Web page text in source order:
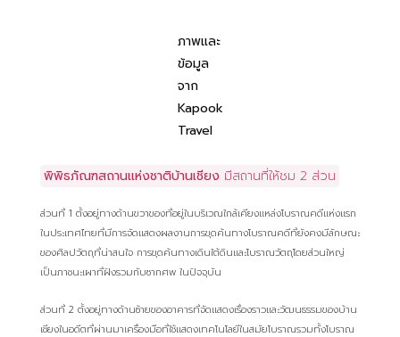
ภาพและ
ข้อมูล
จาก
Kapook
Travel
พิพิธภัณฑสถานแห่งชาติบ้านเชียง มีสถานที่ให้ชม 2 ส่วน
ส่วนที่ 1 ตั้งอยู่ทางด้านขวาของที่อยู่ในบริเวณใกล้เคียงแหล่งโบราณคดีแห่งแรก
ในประเทศไทยที่มีการจัดแสดงผลงานการขุดค้นทางโบราณคดีที่ยังคงมีลักษณะ
ของศิลปวัตถุที่น่าสนใจ การขุดค้นทางเดินใต้ดินและโบราณวัตถุโดยส่วนใหญ่
เป็นภาชนะเผาที่ฝังรวมกับซากศพ ในปัจจุบัน
ส่วนที่ 2 ตั้งอยู่ทางด้านซ้ายของอาคารที่จัดแสดงเรื่องราวและวัฒนธรรมของบ้าน
เชียงในอดีตที่ผ่านมาเครื่องมือที่ใช้แสดงเทคโนโลยีในสมัยโบราณรวมทั้งโบราณ